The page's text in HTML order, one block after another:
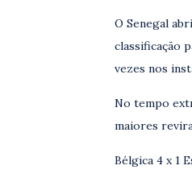
O Senegal
classificação
vezes nos
No tempo
maiores
Bélgica 4 x 1